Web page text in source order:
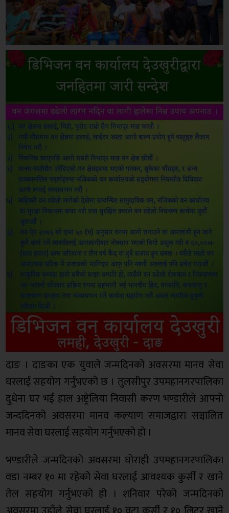
दाङ । दाङका एक युवाले जन्मदिनको अवसरमा मानव सेवा
घरलाई सहयोग गर्नुभएको छ । तुलसीपुर उपमहानगरपालिका
दुधेना घर भई हाल अष्ट्रेलिया निवासी करण भण्डारीले आफ्नो
जन्ददिनको अवसरमा मानव कल्याण समाजद्वारा सञ्चालित
मानव सेवा घरलाई सहयोग गर्नुभएको हो ।
भण्डारीले जन्मदिनको अवसरमा घोराही उपमहानगरपालिका
वडा नम्बर १० मा रहेको सेवा घरलाई आवश्यक कुर्सी र खाने
तेल सहयोग गर्नुभएको हो । शनिवार परेको जन्मदिनको